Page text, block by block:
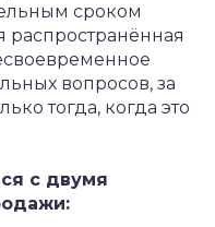
сроком
распространённая
вопросов, за
тогда, когда это
с двумя